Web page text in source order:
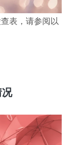
表，请参阅以